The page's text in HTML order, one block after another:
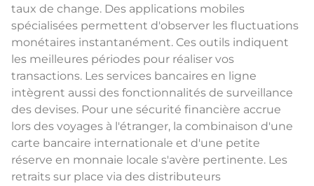
taux de change. Des applications mobiles
spécialisées permettent d'observer les fluctuations
monétaires instantanément. Ces outils indiquent
les meilleures périodes pour réaliser vos
transactions. Les services bancaires en ligne
intègrent aussi des fonctionnalités de surveillance
des devises. Pour une sécurité financière accrue
lors des voyages à l'étranger, la combinaison d'une
carte bancaire internationale et d'une petite
réserve en monnaie locale s'avère pertinente. Les
retraits sur place via des distributeurs